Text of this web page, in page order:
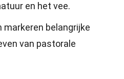
en het vee.
markeren belangrijke
van pastorale